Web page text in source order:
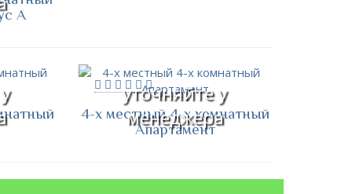
А
уточняйте у
менеджера
4-х местный 4-х комнатный
Апартамент